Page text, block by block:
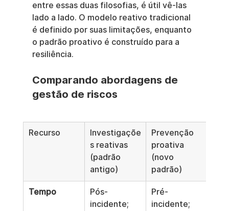
entre essas duas filosofias, é útil vê-las
lado a lado. O modelo reativo tradicional
é definido por suas limitações, enquanto
o padrão proativo é construído para a
resiliência.
Comparando abordagens de
gestão de riscos
Recurso
Investigaçõe
s reativas
(padrão
antigo)
Prevenção
proativa
(novo
padrão)
Tempo
Pós-
incidente;
Pré-
incidente;